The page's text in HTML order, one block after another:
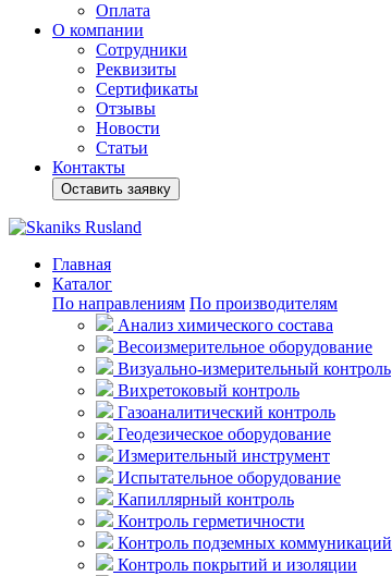
Оплата
О компании
Сотрудники
Реквизиты
Сертификаты
Отзывы
Новости
Статьи
Контакты
Оставить заявку
Главная
Каталог
По направлениям По производителям
Анализ химического состава
Весоизмерительное оборудование
Визуально-измерительный контроль
Вихретоковый контроль
Газоаналитический контроль
Геодезическое оборудование
Измерительный инструмент
Испытательное оборудование
Капиллярный контроль
Контроль герметичности
Контроль подземных коммуникаций
Контроль покрытий и изоляции